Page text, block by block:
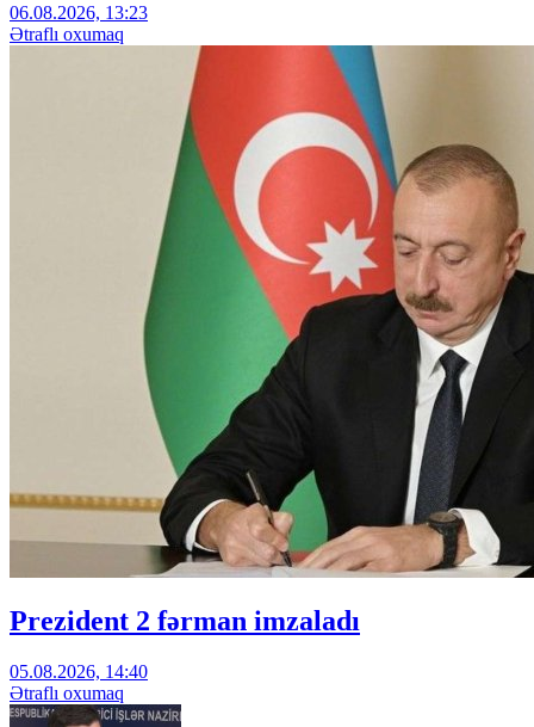
06.08.2026, 13:23
Ətraflı oxumaq
Prezident 2 fərman imzaladı
05.08.2026, 14:40
Ətraflı oxumaq